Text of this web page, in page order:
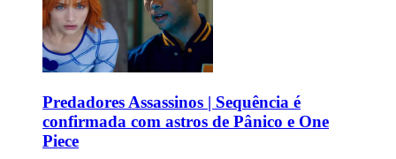
Predadores Assassinos | Sequência é
confirmada com astros de Pânico e One
Piece